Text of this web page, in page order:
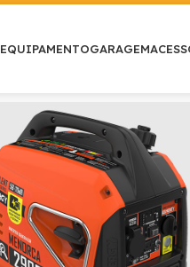
EQUIPAMENTOGARAGEM